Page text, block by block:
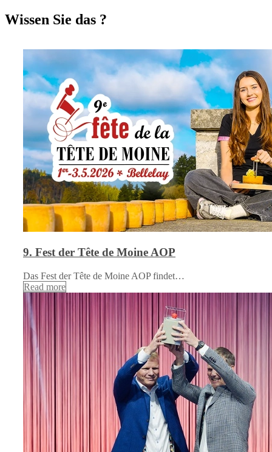
Wissen Sie das ?
9. Fest der Tête de Moine AOP
Das Fest der Tête de Moine AOP findet…
Read more